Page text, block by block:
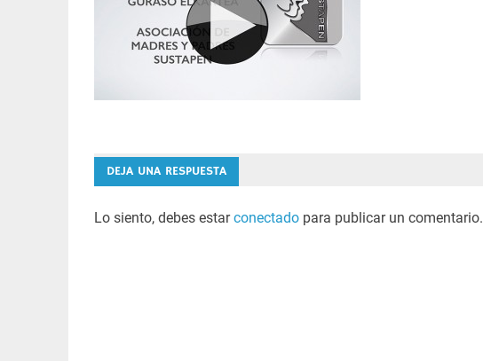
DEJA UNA RESPUESTA
Lo siento, debes estarconectadopara publicar un comentario.